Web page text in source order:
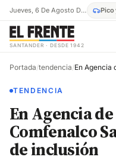
Jueves, 6 De Agosto De 2026 Pico
SANTANDER · DESDE 1942
Portada/tendencia/
TENDENCIA
En Agencia
Comfenalco
de inclusión